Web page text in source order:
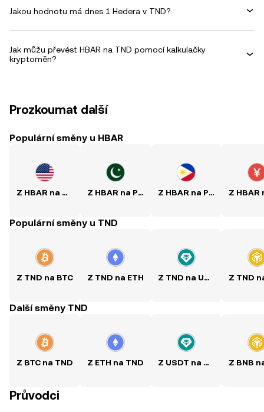
Jakou hodnotu má dnes 1 Hedera v TND?
Jak můžu převést HBAR na TND pomocí kalkulačky
kryptoměn?
Prozkoumat další
Populární směny u HBAR
Z HBAR na USD Z HBAR na PKR Z HBAR na PHP
Populární směny u TND
Z TND na BTC Z TND na ETH Z TND na USDT
Další směny TND
Z BTC na TND Z ETH na TND Z USDT na TND
Průvodci